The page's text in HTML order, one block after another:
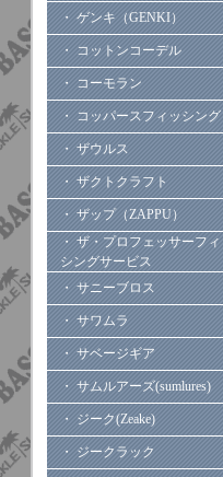
・ ゲンキ（GENKI）
・ コットンコーデル
・ コーモラン
・ コッパースフィッシング
・ ザウルス
・ ザクトクラフト
・ ザップ（ZAPPU）
・ ザ・プロフェッサーフ
シングサービス
・ サニーブロス
・ サワムラ
・ サベージギア
・ サムルアーズ(sumlures)
・ ジーク(Zeake)
・ ジークラック